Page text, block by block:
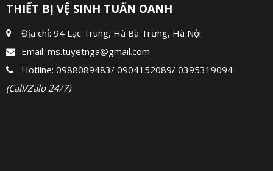
THIẾT BỊ VỆ SINH TUẤN OANH
Địa chỉ: 94 Lạc Trung, Hà Bà Trưng, Hà Nội
Email: ms.tuyetnga@gmail.com
Hotline: 0988089483/ 0904152089/ 0395319094
(Call/Zalo 24/7)